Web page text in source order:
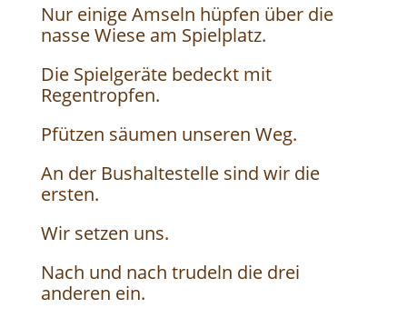
Nur einige Amseln hüpfen über die
nasse Wiese am Spielplatz.
Die Spielgeräte bedeckt mit
Regentropfen.
Pfützen säumen unseren Weg.
An der Bushaltestelle sind wir die
ersten.
Wir setzen uns.
Nach und nach trudeln die drei
anderen ein.